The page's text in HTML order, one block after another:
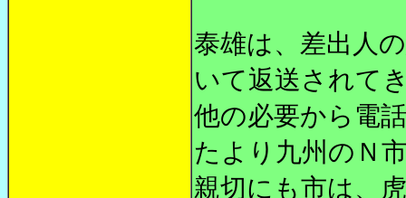
泰雄は、差出人
いて返送されて
他の必要から電
たより九州のＮ
親切にも市は、